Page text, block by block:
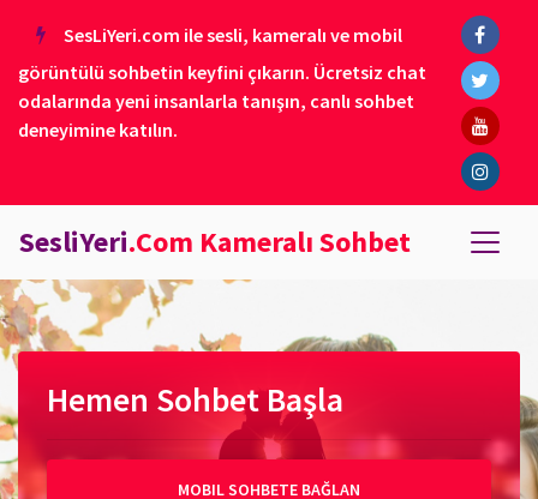
SesLiYeri.com ile sesli, kameralı ve mobil
görüntülü sohbetin keyfini çıkarın. Ücretsiz chat
odalarında yeni insanlarla tanışın, canlı sohbet
deneyimine katılın.
SesliYeri.Com Kameralı Sohbet
Hemen Sohbet Başla
MOBIL SOHBETE BAĞLAN